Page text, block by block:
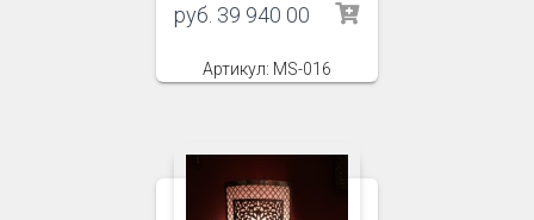
руб. 39 940 00
Артикул: MS-016